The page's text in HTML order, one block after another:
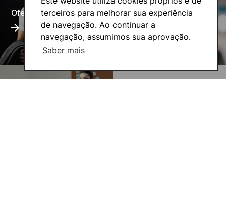
terceiros para melhorar sua experiência
de navegação. Ao continuar a
navegação, assumimos sua aprovação.
Saber mais
Oferta Formativa Alumni